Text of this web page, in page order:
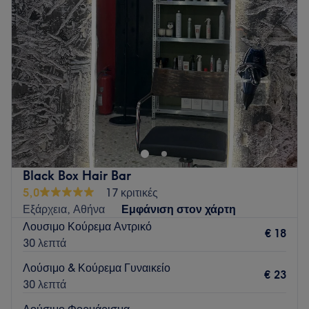
Πέμπτη
09:00 –20:00
Παρασκευή
10:00 –20:00
Σάββατο
10:00 –17:00
Κυριακή
Κλειστό
Welcome to 4042, a place where we make sure you feel
calm and well. For us, luxury lies in simplicity, in a warm
atmosphere, and in the small details that beautify
everyday life.Here, in a comfortable and modern
environment, you can take deep breaths and find
balance. Pilates reformer face & body treatments
massage nails brow & lashes make-up.
Go to venue
Black Box Hair Bar
5,0
17 κριτικές
Εξάρχεια, Αθήνα
Εμφάνιση στον χάρτη
Λουσιμο Κούρεμα Αντρικό
30 λεπτά
€ 18
Λούσιμο & Κούρεμα Γυναικείο
30 λεπτά
€ 23